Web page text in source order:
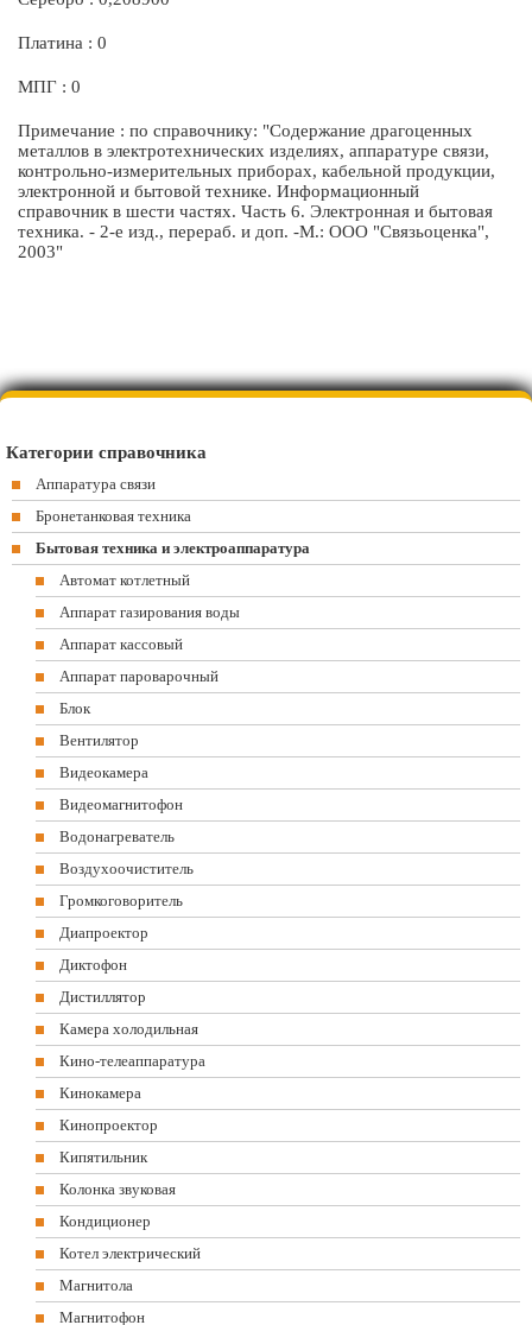
Платина : 0
МПГ : 0
Примечание : по справочнику: "Содержание драгоценных
металлов в электротехнических изделиях, аппаратуре связи,
контрольно-измерительных приборах, кабельной продукции,
электронной и бытовой технике. Информационный
справочник в шести частях. Часть 6. Электронная и бытовая
техника. - 2-е изд., перераб. и доп. -М.: ООО "Связьоценка",
2003"
Категории справочника
Аппаратура связи
Бронетанковая техника
Бытовая техника и электроаппаратура
Автомат котлетный
Аппарат газирования воды
Аппарат кассовый
Аппарат пароварочный
Блок
Вентилятор
Видеокамера
Видеомагнитофон
Водонагреватель
Воздухоочиститель
Громкоговоритель
Диапроектор
Диктофон
Дистиллятор
Камера холодильная
Кино-телеаппаратура
Кинокамера
Кинопроектор
Кипятильник
Колонка звуковая
Кондиционер
Котел электрический
Магнитола
Магнитофон